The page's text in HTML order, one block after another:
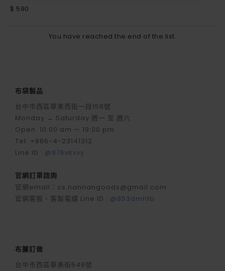
$ 590
You have reached the end of the list.
布袋製品
台中市西區華美西街一段158號
Monday → Saturday 週一 至 週六
Open. 10:00 am — 19:00 pm
Tel. +886-4-23141312
Line ID : @976vkxvy
官網訂單諮詢
官網email：cs.nannangoods@gmail.com
官網客服、客製電繡 Line ID : @853dmhfb
布簾訂做
台中市西區華美街548號